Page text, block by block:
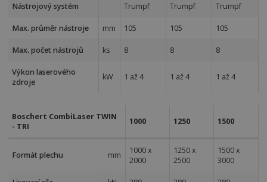
Nástrojový systém Trumpf Trumpf Trumpf
Max. průměr nástroje mm 105 105 105
Max. počet nástrojů ks 8 8 8
Výkon laserového
zdroje
kW 1 až 4 1 až 4 1 až 4
Boschert CombiLaser TWIN
- TRI
1000 1250 1500
Formát plechu mm
1000 x
2000
1250 x
2500
1500 x
3000